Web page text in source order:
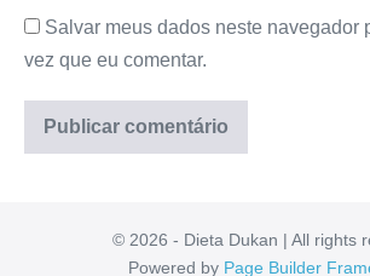
Salvar meus dados neste navegador
vez que eu comentar.
© 2026 - Dieta Dukan | All rights
Powered by Page Builder